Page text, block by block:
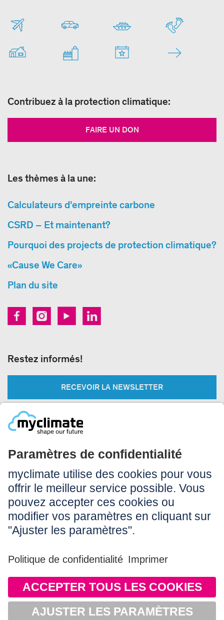
Contribuez à la protection climatique:
FAIRE UN DON
Les thèmes à la une:
Calculateurs d'empreinte carbone
CSRD – Et maintenant?
Pourquoi des projects de protection climatique?
«Cause We Care»
Plan du site
Restez informés!
RECEVOIR LA NEWSLETTER
Impressum
Conditions d’utilisation
CGV
Protection des données